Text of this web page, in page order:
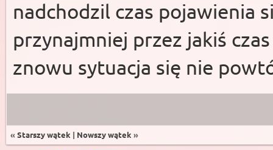
nadchodzil czas pojawienia
przynajmniej przez jakiś
znowu sytuacja się nie
« Starszy wątek | Nowszy wątek »